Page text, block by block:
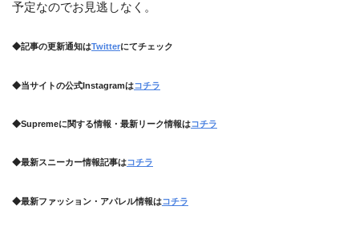
予定なのでお見逃しなく。
◆記事の更新通知はTwitterにてチェック
◆当サイトの公式Instagramはコチラ
◆Supremeに関する情報・最新リーク情報はコチラ
◆最新スニーカー情報記事はコチラ
◆最新ファッション・アパレル情報はコチラ